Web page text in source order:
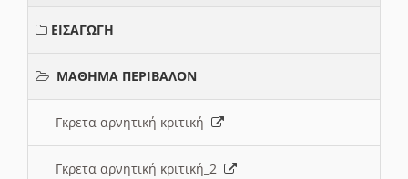
ΕΙΣΑΓΩΓΗ
ΜΑΘΗΜΑ ΠΕΡΙΒΑΛΟΝ
Γκρετα αρνητική κριτική
Γκρετα αρνητική κριτική_2